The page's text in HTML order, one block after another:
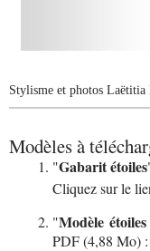
Stylisme et photos Laëtitia
Modèles à
"Gabarit étoiles
Cliquez sur le
"Modèle
PDF (4,88 Mo) :